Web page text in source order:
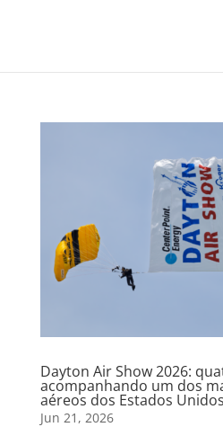
Dayton Air Show 2026:
acompanhando um dos
aéreos dos Estados Unidos
Jun 21, 2026